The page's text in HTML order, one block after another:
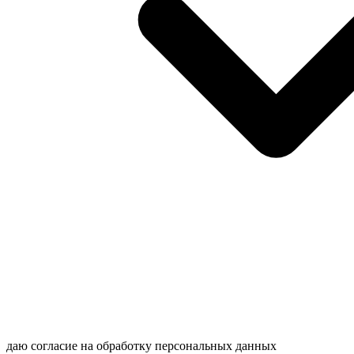
даю согласие на обработку персональных данных